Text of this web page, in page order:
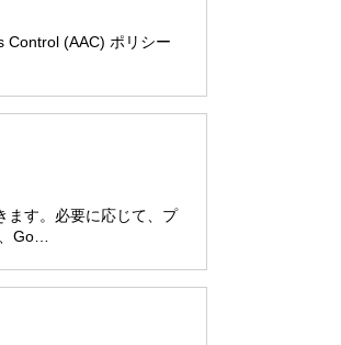
Control (AAC) ポリシー
ます。必要に応じて、プ
Go…